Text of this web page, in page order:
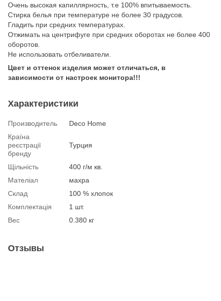
Очень высокая капиллярность, т.е 100% впитываемость.
Стирка белья при температуре не более 30 градусов.
Гладить при средних температурах.
Отжимать на центрифуге при средних оборотах не более 400
оборотов.
Не использовать отбеливатели.
Цвет и оттенок изделия может отличаться, в
зависимости от настроек монитора!!!
Характеристики
Производитель
Deco Home
Країна
реєстрації
бренду
Турция
Щільність
400 г/м кв.
Мателіал
махра
Склад
100 % хлопок
Комплектація
1 шт.
Вес
0.380 кг
Отзывы